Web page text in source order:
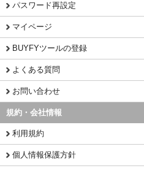
パスワード再設定
マイページ
BUYFYツールの登録
よくある質問
お問い合わせ
規約・会社情報
利用規約
個人情報保護方針